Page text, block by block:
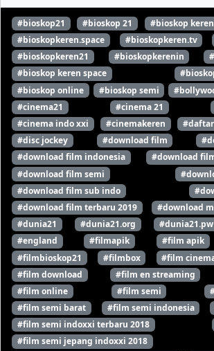
#bioskop21 #bioskop 21 #bioskop keren
#bioskopkeren.space
#bioskopkeren.tv
#bioskopkeren21
#bioskopkerenin
#bioskop keren space
#bioskop online
#bioskop semi
#cinema21
#cinema 21
#cinema indo xxi
#cinemakeren
#disc jockey
#download film
#download film indonesia
#download
#download film semi
#download film sub indo
#download film terbaru 2019
#download
#dunia21
#dunia21.org #dunia21.pw
#england
#filmapik #film apik
#filmbioskop21
#filmbox #film
#film download
#film en streaming
#film online
#film semi
#film semi barat
#film semi indonesia
#film semi indoxxi terbaru 2018
#film semi jepang indoxxi 2018